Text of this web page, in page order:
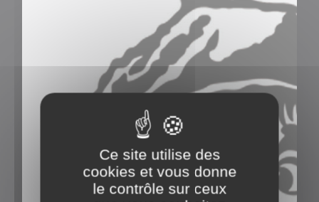
Ce site utilise des
cookies et vous donne
le contrôle sur ceux